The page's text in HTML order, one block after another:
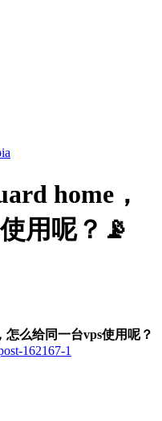
home，
用呢？📡
怎么给同一台vps使用呢？
162167-1